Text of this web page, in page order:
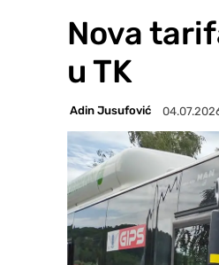
Nova
u TK
Adin Jusufović